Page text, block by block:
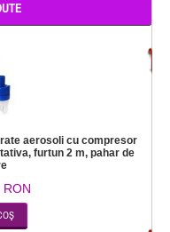
aerosoli cu compresor
furtun 2 m, pahar de
RON